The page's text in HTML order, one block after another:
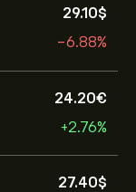
29.10‎$‎
-6.88%
24.20‎€‎
+2.76%
27.40‎$‎